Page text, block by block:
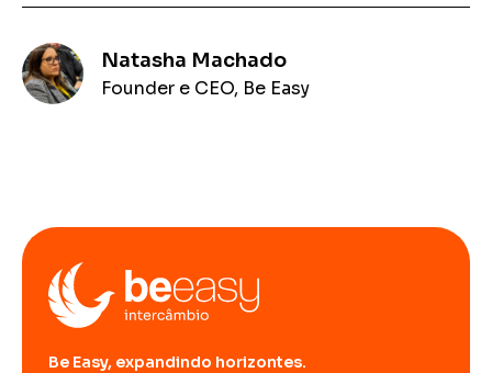
Natasha Machado
Founder e CEO, Be Easy
Be Easy, expandindo horizontes.